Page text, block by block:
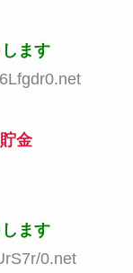
ます
金
ます
0.net